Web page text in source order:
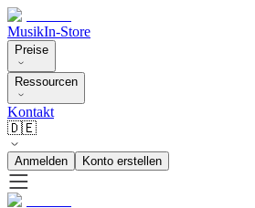
MusikIn-Store
Preise
Ressourcen
Kontakt
🇩🇪
Anmelden Konto erstellen